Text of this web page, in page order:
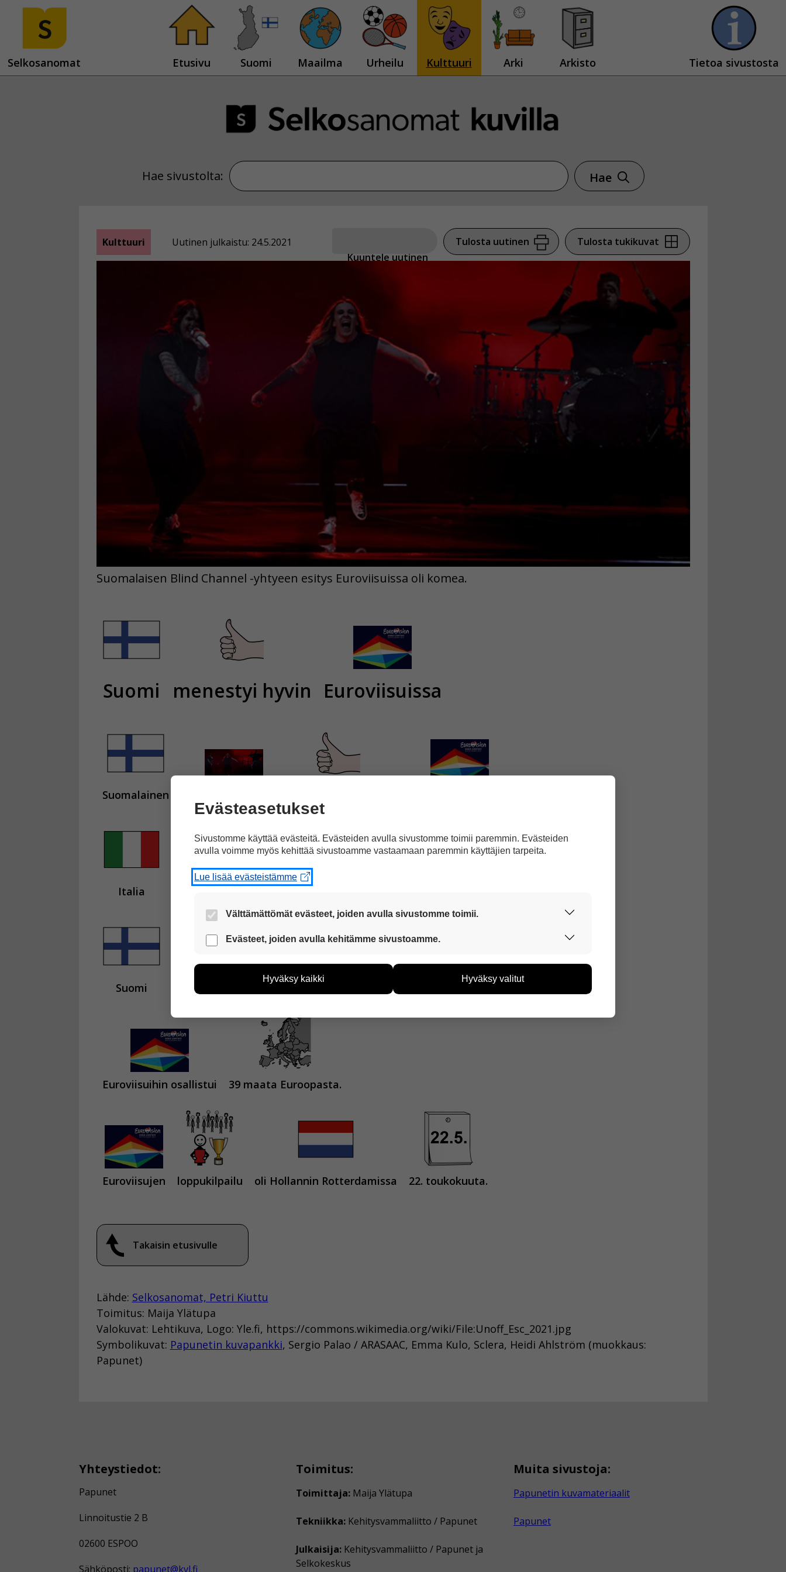
Selkosanomat Etusivu Suomi Maailma Urheilu Kulttuuri Arki Arkisto Tietoa sivustosta
Hae sivustolta: Hae
Kulttuuri
Uutinen julkaistu: 24.5.2021
Kuuntele uutinen
Tulosta uutinen Tulosta tukikuvat
Suomi menestyi hyvin Euroviisuissa
Suomalaisen Blind Channel -yhtyeen esitys Euroviisuissa oli komea.
Suomalainen
Italia
Suomi oli kuudes.
Euroviisuihin osallistui 39 maata Euroopasta.
Euroviisujen loppukilpailu oli Hollannin Rotterdamissa 22. toukokuuta.
Takaisin etusivulle
Lähde: Selkosanomat, Petri Kiuttu
Toimitus: Maija Ylätupa
Valokuvat: Lehtikuva, Logo: Yle.fi, https://commons.wikimedia.org/wiki/File:Unoff_Esc_2021.jpg
Symbolikuvat: Papunetin kuvapankki, Sergio Palao / ARASAAC, Emma Kulo, Sclera, Heidi Ahlström (muokkaus:
Papunet)
Yhteystiedot:
Papunet
Linnoitustie 2 B
02600 ESPOO
Sähköposti: papunet@kvl.fi
Toimitus:
Toimittaja: Maija Ylätupa
Tekniikka: Kehitysvammaliitto / Papunet
Julkaisija: Kehitysvammaliitto / Papunet ja
Selkokeskus
Muita sivustoja:
Papunetin kuvamateriaalit
Papunet
Evästeasetukset
Sivustomme käyttää evästeitä. Evästeiden avulla sivustomme toimii paremmin. Evästeiden
avulla voimme myös kehittää sivustoamme vastaamaan paremmin käyttäjien tarpeita.
Lue lisää evästeistämme
Välttämättömät evästeet, joiden avulla sivustomme toimii.
Nämä evästeet ovat aina käytössä, jotta sivustoamme voi käyttää sujuvasti ja turvallisesti.
Evästeet, joiden avulla kehitämme sivustoamme.
voimme kehittää sivustoamme vastaamaan paremmin käyttäjien tarpeita. Tietoa kerätään
esimerkiksi kävijämääristä ja siitä, mitä sivuja käytetään ja miten sivuilla liikutaan. Emme
kuitenkaan kerää henkilötietoja kuten nimiä, eikä tietoja voi yhdistää yksittäiseen
Voit valita, hyväksytkö näiden evästeiden käytön.
Hyväksy kaikki Hyväksy valitut